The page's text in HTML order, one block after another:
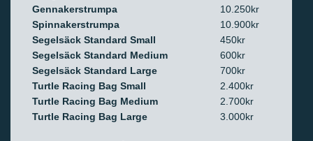
Gennakerstrumpa
10.250kr
Spinnakerstrumpa
10.900kr
Segelsäck Standard Small
450kr
Segelsäck Standard Medium
600kr
Segelsäck Standard Large
700kr
Turtle Racing Bag Small
2.400kr
Turtle Racing Bag Medium
2.700kr
Turtle Racing Bag Large
3.000kr